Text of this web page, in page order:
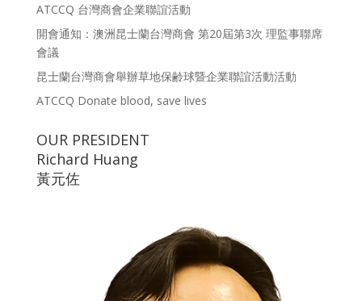
ATCCQ 台灣商會企業聯誼活動
開會通知：澳洲昆士蘭台灣商會 第20屆第3次 理監事聯席
會議
昆士蘭台灣商會舉辦草地保齢球暨企業聯誼活動活動
ATCCQ Donate blood, save lives
OUR PRESIDENT
Richard Huang
黃元佐